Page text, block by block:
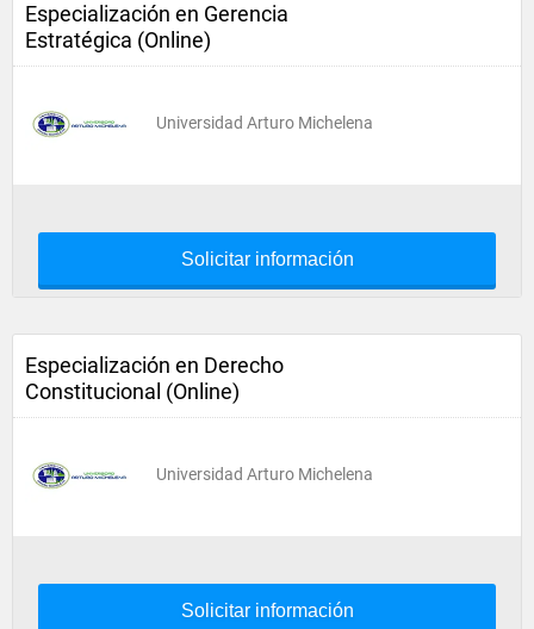
Especialización en Gerencia
Estratégica (Online)
Universidad Arturo Michelena
Solicitar información
Especialización en Derecho
Constitucional (Online)
Universidad Arturo Michelena
Solicitar información